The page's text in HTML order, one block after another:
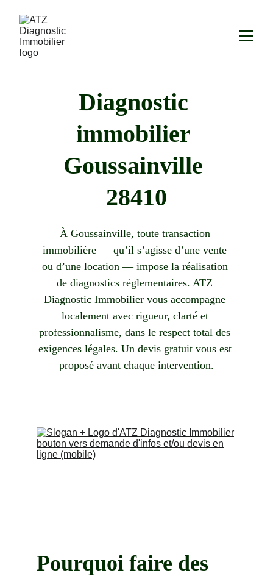
Diagnostic
immobilier
Goussainville
28410
À Goussainville, toute transaction
immobilière — qu’il s’agisse d’une vente
ou d’une location — impose la réalisation
de diagnostics réglementaires. ATZ
Diagnostic Immobilier vous accompagne
localement avec rigueur, clarté et
professionnalisme, dans le respect total des
exigences légales. Un devis gratuit vous est
proposé avant chaque intervention.
Pourquoi faire des